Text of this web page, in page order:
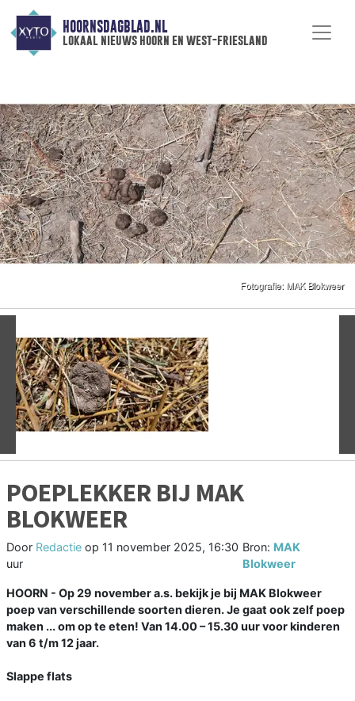
HOORNSDAGBLAD.NL
lokaal nieuws hoorn en west-friesland
Vorige
POEPLEKKER BIJ MAK
BLOKWEER
Door Redactie op 11 november 2025, 16:30
uur
Bron: MAK
Blokweer
HOORN - Op 29 november a.s. bekijk je bij MAK Blokweer
poep van verschillende soorten dieren. Je gaat ook zelf poep
maken ... om op te eten! Van 14.00 – 15.30 uur voor kinderen
van 6 t/m 12 jaar.
Slappe flats